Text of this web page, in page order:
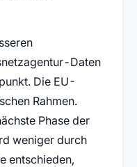
Daten
Die EU-
Rahmen.
Phase der
weniger durch
entschieden,